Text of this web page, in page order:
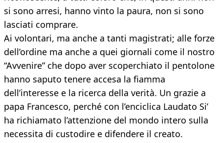
si sono arresi, hanno vinto la paura, non si sono
lasciati comprare.
Ai volontari, ma anche a tanti magistrati; alle forze
dell’ordine ma anche a quei giornali come il nostro
“Avvenire” che dopo aver scoperchiato il pentolone
hanno saputo tenere accesa la fiamma
dell’interesse e la ricerca della verità. Un grazie a
papa Francesco, perché con l’enciclica Laudato Si’
ha richiamato l’attenzione del mondo intero sulla
necessita di custodire e difendere il creato.